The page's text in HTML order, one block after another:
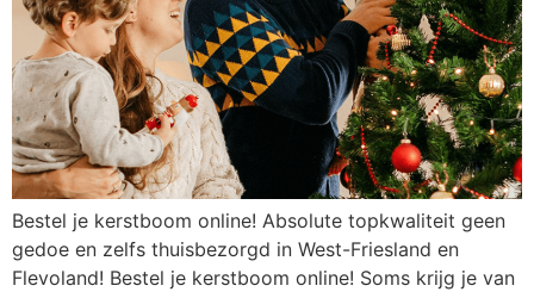
Bestel je kerstboom online! Absolute topkwaliteit geen
gedoe en zelfs thuisbezorgd in West-Friesland en
Flevoland! Bestel je kerstboom online! Soms krijg je van